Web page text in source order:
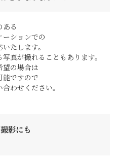
る
ションでの
たします。
真が撮れることもあります。
望の場合は
能ですので
わせください。
影にも